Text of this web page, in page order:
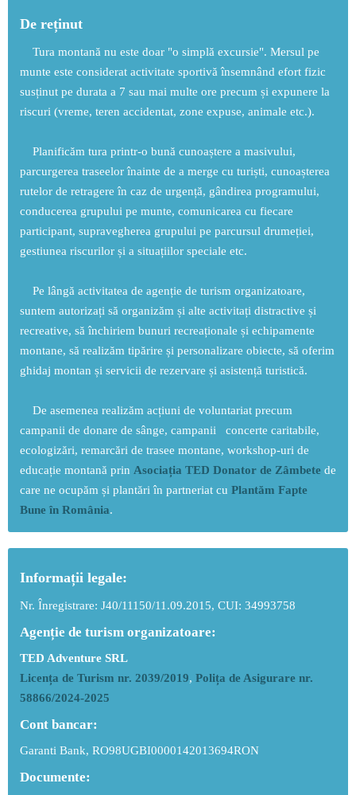
De reținut
Tura montană nu este doar "o simplă excursie". Mersul pe
munte este considerat activitate sportivă însemnând efort fizic
susținut pe durata a 7 sau mai multe ore precum și expunere la
riscuri (vreme, teren accidentat, zone expuse, animale etc.).
Planificăm tura printr-o bună cunoaștere a masivului,
parcurgerea traseelor înainte de a merge cu turiști, cunoașterea
rutelor de retragere în caz de urgență, gândirea programului,
conducerea grupului pe munte, comunicarea cu fiecare
participant, supravegherea grupului pe parcursul drumeției,
gestiunea riscurilor și a situațiilor speciale etc.
Pe lângă activitatea de agenție de turism organizatoare,
suntem autorizați să organizăm și alte activitați distractive și
recreative, să închiriem bunuri recreaționale și echipamente
montane, să realizăm tipărire și personalizare obiecte, să oferim
ghidaj montan și servicii de rezervare și asistență turistică.
De asemenea realizăm acțiuni de voluntariat precum
campanii de donare de sânge, campanii concerte caritabile,
ecologizări, remarcări de trasee montane, workshop-uri de
educație montană prin Asociația TED Donator de Zâmbete de
care ne ocupăm și plantări în partneriat cu Plantăm Fapte
Bune în România.
Informații legale:
Nr. Înregistrare: J40/11150/11.09.2015, CUI: 34993758
Agenție de turism organizatoare:
TED Adventure SRL
Licența de Turism nr. 2039/2019, Polița de Asigurare nr.
58866/2024-2025
Cont bancar:
Garanti Bank, RO98UGBI0000142013694RON
Documente: